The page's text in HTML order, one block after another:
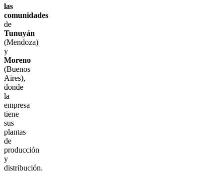
las
comunidades
de
Tunuyán
(Mendoza)
y
Moreno
(Buenos
Aires),
donde
la
empresa
tiene
sus
plantas
de
producción
y
distribución.